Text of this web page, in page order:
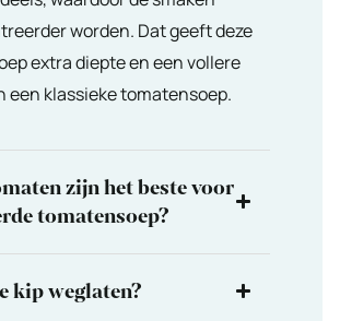
worden. Dat geeft deze
extra diepte en een vollere
een klassieke tomatensoep.
zijn het beste voor
tomatensoep?
kip weglaten?